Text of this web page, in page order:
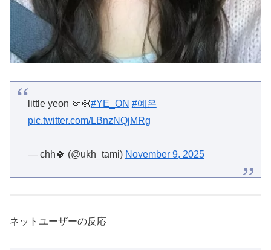
little yeon 🤏🏻#YE_ON #예온
pic.twitter.com/LBnzNQjMRg
— chh🍀 (@ukh_tami) November 9, 2025
ネットユーザーの反応